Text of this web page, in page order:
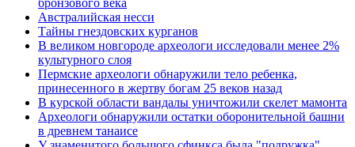
бронзового века
Австралийская несси
Тайны гнездовских курганов
В великом новгороде археологи исследовали менее 2%
культурного слоя
Пермские археологи обнаружили тело ребенка,
принесенного в жертву богам 25 веков назад
В курской области вандалы уничтожили скелет мамонта
Археологи обнаружили остатки оборонительной башни
в древнем танаисе